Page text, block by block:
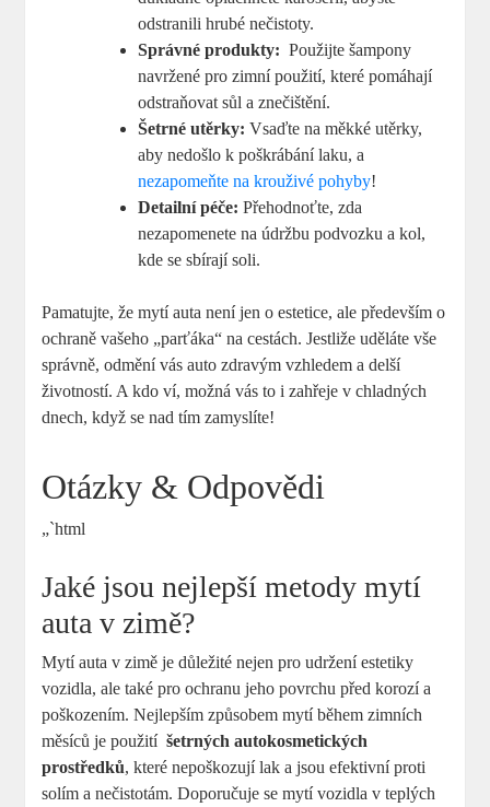
odstranili⁢ hrubé nečistoty.
Správné produkty: ‍ Použijte šampony
navržené pro zimní použití, které pomáhají
odstraňovat sůl a znečištění.
Šetrné utěrky: Vsaďte ‍na měkké utěrky,
aby nedošlo k poškrábání laku, a
nezapomeňte na krouživé pohyby!
Detailní péče: Přehodnoťte, zda
nezapomenete na údržbu⁣ podvozku a kol,
kde se sbírají soli.
Pamatujte, že mytí‍ auta není jen o estetice, ale především​ o
ochraně vašeho „parťáka“ na cestách. Jestliže⁣ uděláte​ vše
správně, odmění vás⁤ auto zdravým⁢ vzhledem a delší
životností. A kdo ví, možná vás to i zahřeje v chladných
dnech, když se ‌nad tím zamyslíte!
Otázky & Odpovědi
„`html
Jaké⁢ jsou nejlepší metody mytí
auta v zimě?
Mytí auta v zimě je důležité nejen pro udržení estetiky
vozidla, ale také pro ochranu jeho povrchu před korozí a
poškozením. Nejlepším způsobem mytí během zimních
měsíců je použití ⁣šetrných autokosmetických
prostředků, které nepoškozují lak a jsou efektivní proti
solím a‌ nečistotám. Doporučuje se mytí vozidla v teplých